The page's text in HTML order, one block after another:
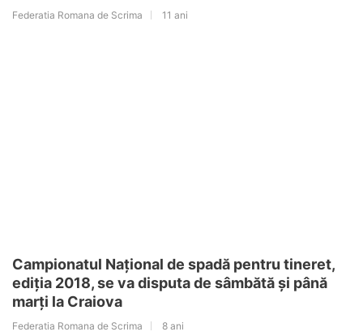
Federatia Romana de Scrima 11 ani
Campionatul Național de spadă pentru tineret,
ediția 2018, se va disputa de sâmbătă și până
marți la Craiova
Federatia Romana de Scrima 8 ani